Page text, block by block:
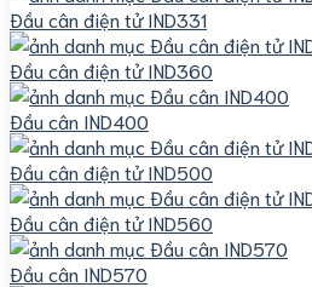
Đầu cân điện tử IND331
Đầu cân điện tử IND360
Đầu cân IND400
Đầu cân điện tử IND500
Đầu cân điện tử IND560
Đầu cân IND570